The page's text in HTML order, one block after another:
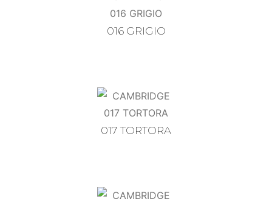
016 GRIGIO
017 TORTORA